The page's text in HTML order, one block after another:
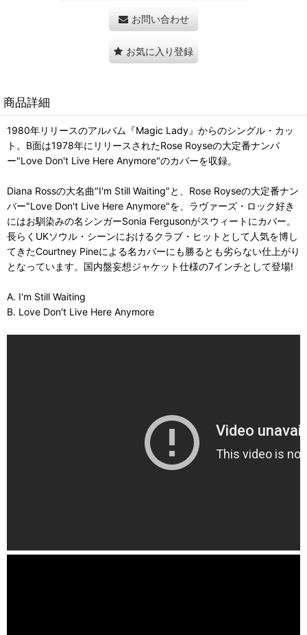
お問い合わせ
お気に入り登録
商品詳細
1980年リリースのアルバム『Magic Lady』からのシングル・カッ
ト。B面は1978年にリリースされたRose Royseの大定番ナンバ
ー"Love Don't Live Here Anymore"のカバーを収録。
Diana Rossの大名曲"I'm Still Waiting"と、Rose Royseの大定番ナン
バー"Love Don't Live Here Anymore"を、ラヴァーズ・ロック好き
にはお馴染みの名シンガーSonia Fergusonがスウィートにカバー。
長らくUKソウル・シーンにおけるクラブ・ヒットとして人気を博し
てきたCourtney Pineによる名カバーにも勝るとも劣らない仕上がり
となっています。国内盤妄想ジャケット仕様の7インチとして登場!
A. I'm Still Waiting
B. Love Don't Live Here Anymore